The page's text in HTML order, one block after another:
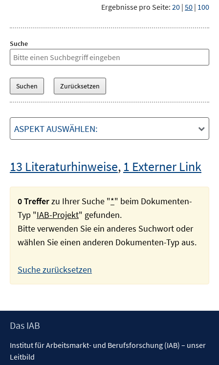
Ergebnisse pro Seite: 20 | 50 | 100
Suche
ASPEKT AUSWÄHLEN:
13 Literaturhinweise, 1 Externer Link
0 Trefferzu Ihrer Suche "*" beim Dokumenten-
Typ "IAB-Projekt" gefunden.
Bitte verwenden Sie ein anderes Suchwort oder
wählen Sie einen anderen Dokumenten-Typ aus.
Suche zurücksetzen
Footer
Das IAB
Institut für Arbeitsmarkt- und Berufsforschung (IAB) – unser
Leitbild